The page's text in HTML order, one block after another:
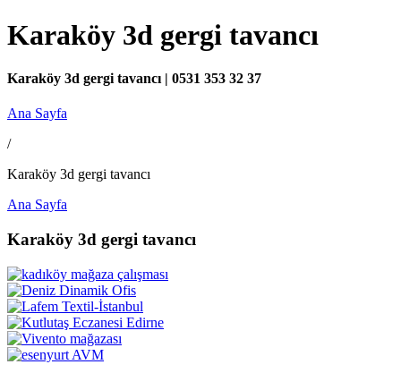
Karaköy 3d gergi tavancı
Karaköy 3d gergi tavancı | 0531 353 32 37
Ana Sayfa
/
Karaköy 3d gergi tavancı
Ana Sayfa
Karaköy 3d gergi tavancı